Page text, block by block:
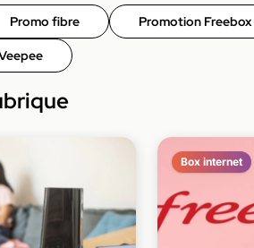
Promo fibre Promotion Freebox
Box internet